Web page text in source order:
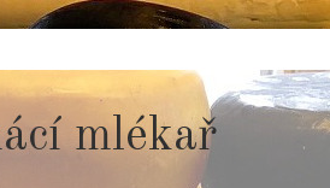
mlékař